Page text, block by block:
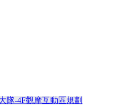
隊-4F觀摩互動區規劃